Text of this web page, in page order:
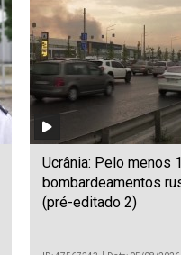
Ucrânia: Pelo menos
bombardeamentos
(pré-editado 2)